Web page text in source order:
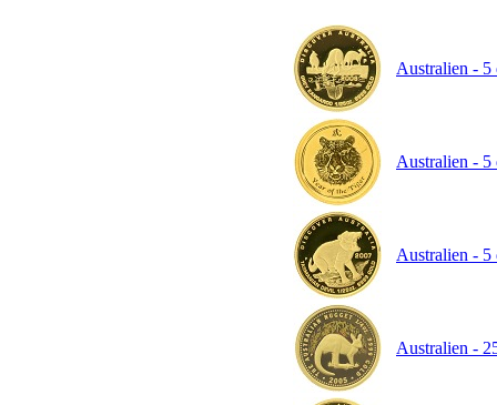
Australien -
Australien -
Australien - 5
Australien -